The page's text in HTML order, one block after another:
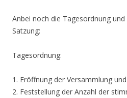
Anbei noch die Tagesordnung
Satzung:
Tagesordnung:
1. Eröffnung der Versammlung
2. Feststellung der Anzahl der